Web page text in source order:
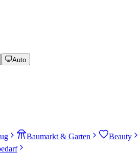
Auto
Baumarkt & Garten Beauty